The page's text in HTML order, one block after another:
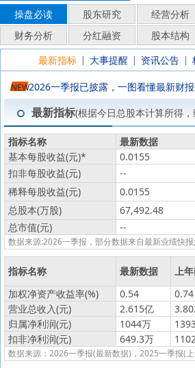
操盘必读
股东研究 经营分析
财务分析
分红融资 股本结构
最新指标 | 大事提醒 | 资讯公告 |
NEW2026一季报已披露，一图看懂最新财
最新指标(根据今日总股本计算所得
指标名称 最新数据
基本每股收益(元)* 0.0155
扣非每股收益(元)
--
稀释每股收益(元)
0.0155
总股本(万股)
67,492.48
总市值(元)
--
数据来源:2026一季报，部分数据来自最新业绩快
指标名称 最新数据 上
加权净资产收益率(%)
0.54 0.74
营业总收入(元)
2.615亿
归属净利润(元)
1044万
扣非净利润(元)
649.3万
数据来源：2026一季报(最新数据)，2025一季报(